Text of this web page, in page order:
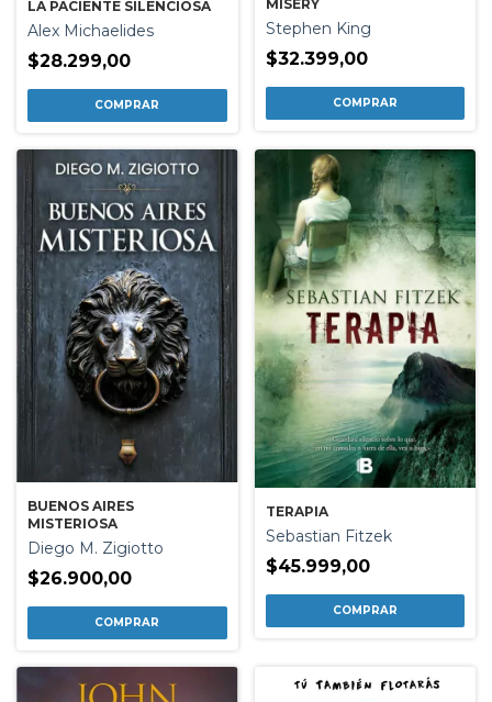
LA PACIENTE SILENCIOSA
Alex Michaelides
$28.299,00
MISERY
Stephen King
$32.399,00
BUENOS AIRES
MISTERIOSA
Diego M. Zigiotto
$26.900,00
TERAPIA
Sebastian Fitzek
$45.999,00